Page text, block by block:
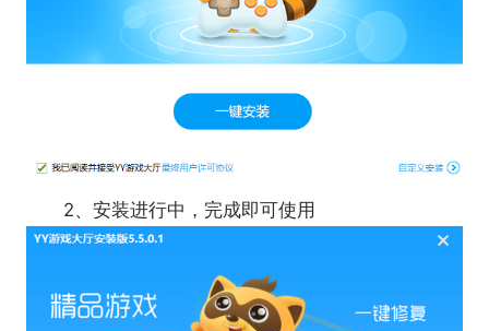
2、安装进行中，完成即可使用